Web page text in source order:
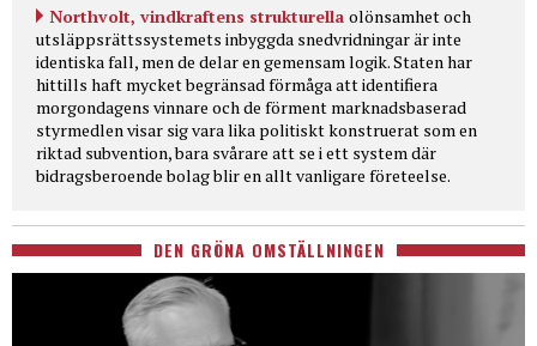
Northvolt, vindkraftens strukturella olönsamhet och
utsläppsrättssystemets inbyggda snedvridningar är inte
identiska fall, men de delar en gemensam logik. Staten har
hittills haft mycket begränsad förmåga att identifiera
morgondagens vinnare och de förment marknadsbaserad
styrmedlen visar sig vara lika politiskt konstruerat som en
riktad subvention, bara svårare att se i ett system där
bidragsberoende bolag blir en allt vanligare företeelse.
DEN GRÖNA OMSTÄLLNINGEN